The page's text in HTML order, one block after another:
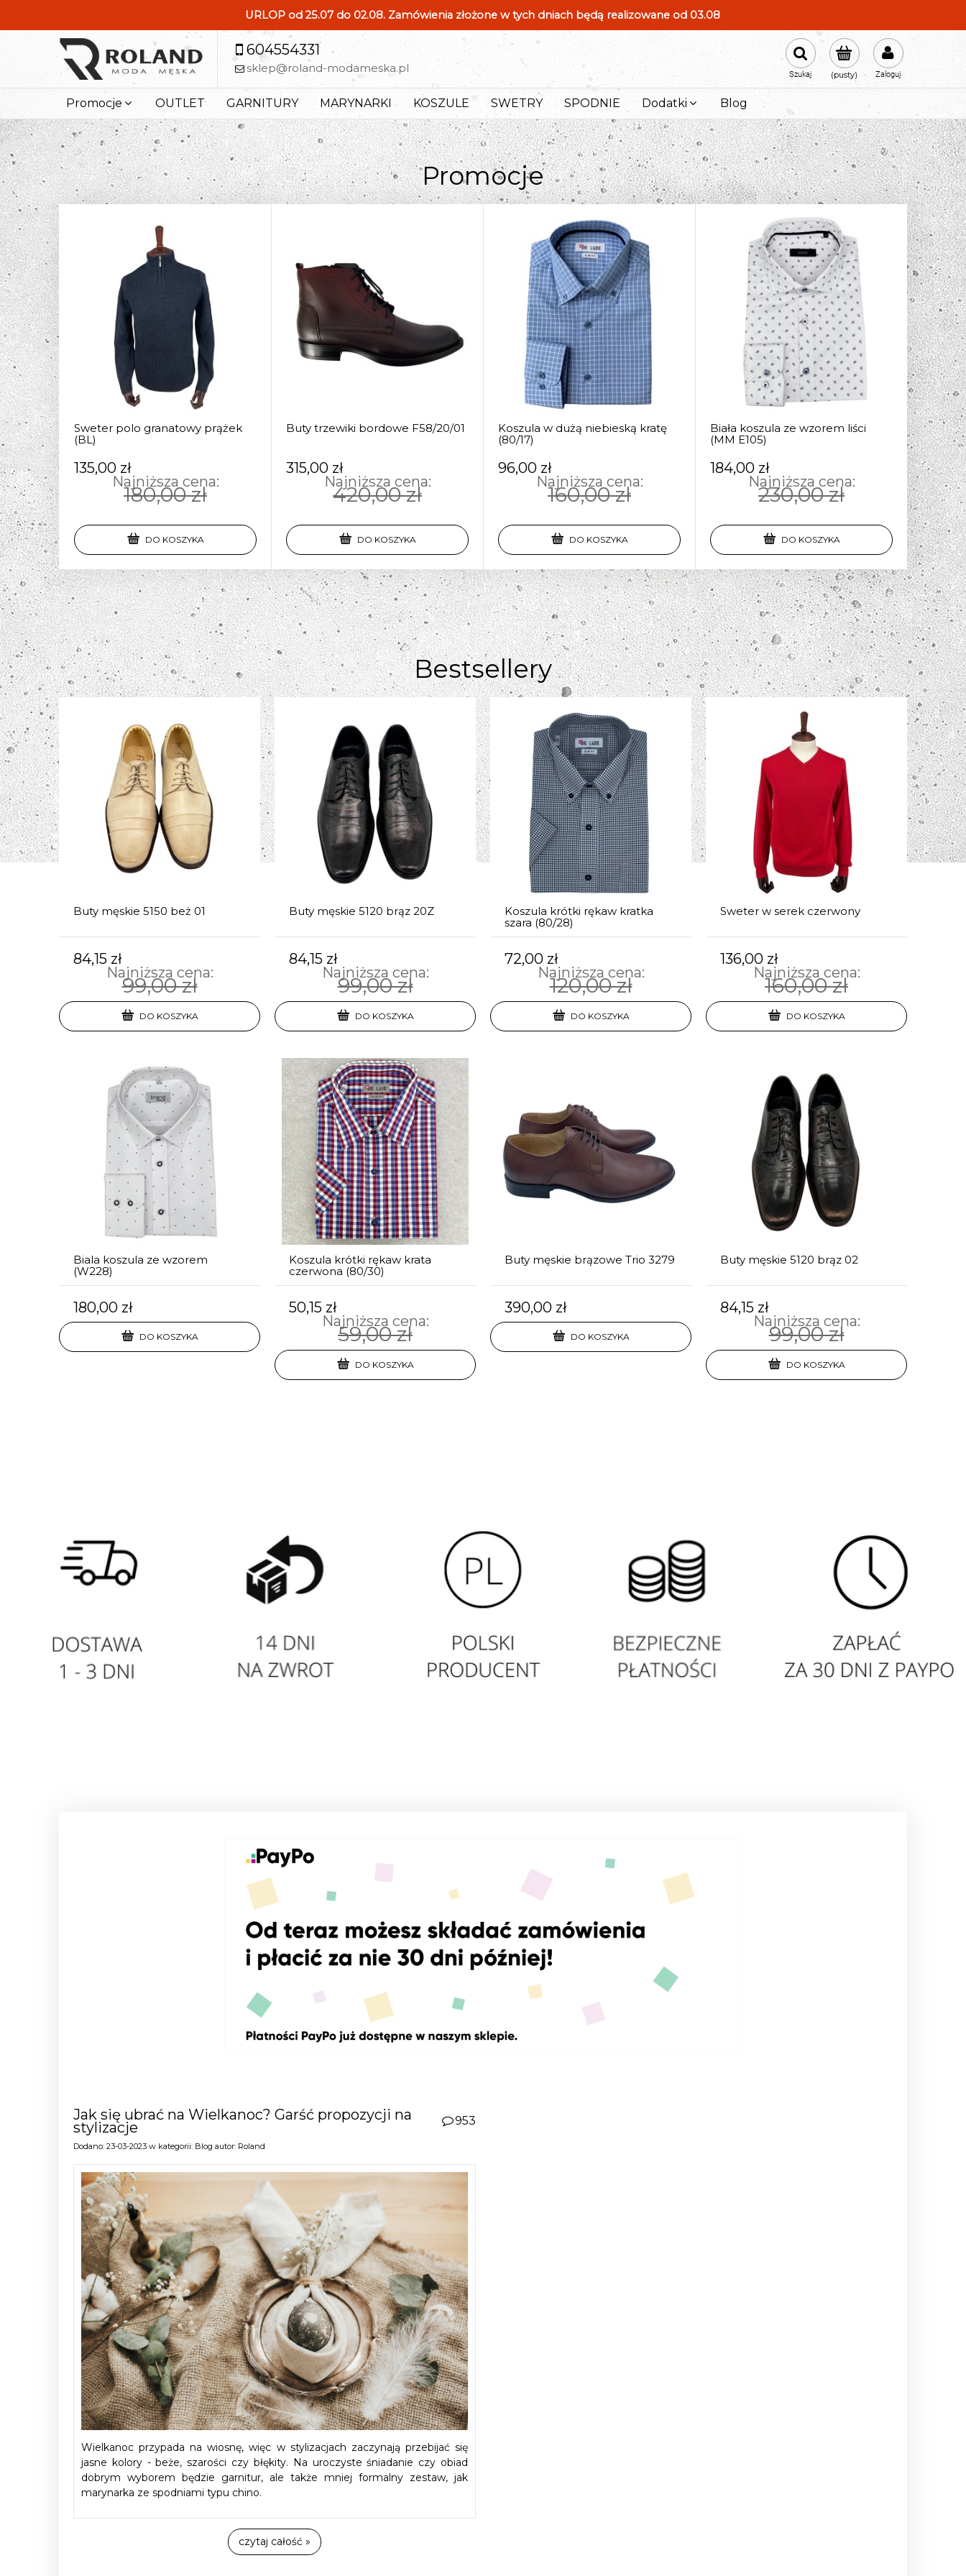
URLOP od 25.07 do 02.08. Zamówienia złożone w tych dniach będą realizowane od 03.08
604554331
sklep@roland-modameska.pl (pusty) Zaloguj
Szukaj
Promocje OUTLET GARNITURY MARYNARKI KOSZULE SWETRY SPODNIE Dodatki Blog
Promocje
Sweter polo granatowy prążek
(BL)
135,00 zł
Najniższa cena:
180,00 zł
DO KOSZYKA
Buty trzewiki bordowe F58/20/01
315,00 zł
Najniższa cena:
420,00 zł
DO KOSZYKA
Koszula w dużą niebieską kratę
(80/17)
96,00 zł
Najniższa cena:
160,00 zł
DO KOSZYKA
Biała koszula ze wzorem liści
(MM E105)
184,00 zł
Najniższa cena:
230,00 zł
DO KOSZYKA
Bestsellery
Buty męskie 5150 beż 01
84,15 zł
Najniższa cena:
99,00 zł
DO KOSZYKA
Buty męskie 5120 brąz 20Z
84,15 zł
Najniższa cena:
99,00 zł
DO KOSZYKA
Koszula krótki rękaw kratka
szara (80/28)
72,00 zł
Najniższa cena:
120,00 zł
DO KOSZYKA
Sweter w serek czerwony
136,00 zł
Najniższa cena:
160,00 zł
DO KOSZYKA
Biala koszula ze wzorem
(W228)
180,00 zł
DO KOSZYKA
Koszula krótki rękaw krata
czerwona (80/30)
50,15 zł
Najniższa cena:
59,00 zł
DO KOSZYKA
Buty męskie brązowe Trio 3279
390,00 zł
DO KOSZYKA
Buty męskie 5120 brąz 02
84,15 zł
Najniższa cena:
99,00 zł
DO KOSZYKA
Jak się ubrać na Wielkanoc? Garść propozycji na
stylizacje 953
Dodano: 23-03-2023 w kategorii: Blog autor: Roland
Wielkanoc przypada na wiosnę, więc w stylizacjach zaczynają przebijać się
jasne kolory - beże, szarości czy błękity. Na uroczyste śniadanie czy obiad
dobrym wyborem będzie garnitur, ale także mniej formalny zestaw, jak
marynarka ze spodniami typu chino.
czytaj całość »